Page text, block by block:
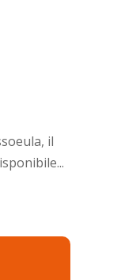
il